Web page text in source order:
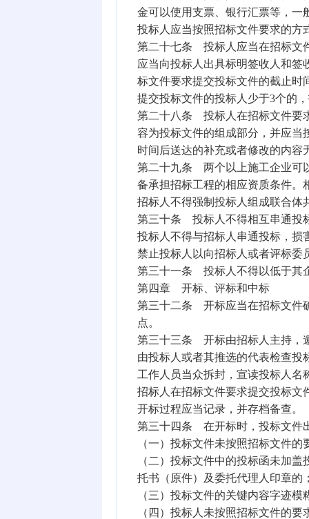
金可以使用支票、银行汇票等，一
投标人应当按照招标文件要求的方
第二十七条 投标人应当在招标文
应当向投标人出具标明签收人和
标文件要求提交投标文件的截止时
提交投标文件的投标人少于3个的
第二十八条 投标人在招标文件要
容为投标文件的组成部分，并应当
时间后送达的补充或者修改的内容
第二十九条 两个以上施工企业可
备承担招标工程的相应资质条件。
招标人不得强制投标人组成联合体
第三十条 投标人不得相互串通投
投标人不得与招标人串通投标，损
禁止投标人以向招标人或者评标委
第三十一条 投标人不得以低于其
第四章 开标、评标和中标
第三十二条 开标应当在招标文件
点。
第三十三条 开标由招标人主持，
由投标人或者其推选的代表检查
工作人员当众拆封，宣读投标人名
招标人在招标文件要求提交投标文
开标过程应当记录，并存档备查。
第三十四条 在开标时，投标文件
（一）投标文件未按照招标文件的
（二）投标文件中的投标函未加
托书（原件）及委托代理人印章的
（三）投标文件的关键内容字迹模
（四）投标人未按照招标文件的